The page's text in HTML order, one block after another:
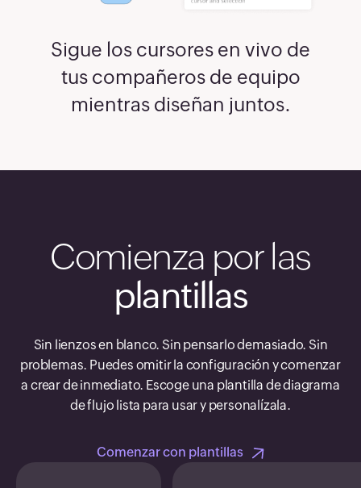
Sigue los cursores en vivo de
tus compañeros de equipo
mientras diseñan juntos.
Comienza por las
plantillas
Sin lienzos en blanco. Sin pensarlo demasiado. Sin
problemas. Puedes omitir la configuración y comenzar
a crear de inmediato. Escoge una plantilla de diagrama
de flujo lista para usar y personalízala.
Comenzar con plantillas